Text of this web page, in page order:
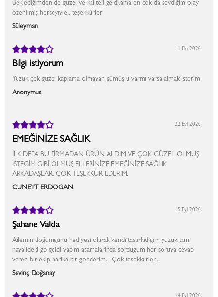
Beklediğimden de güzel ve kaliteli geldi.ama en cok da sevdiğim olay
özenilmiş herseyıyle.. teşekkürler
Süleyman
Bilgi istiyorum
Yüzük çok güzel kaplama olmayan gümüş ü varmı varsa almak isterim
Anonymus
1 Eki 2020
EMEĞİNİZE SAĞLIK
İLK DEFA BU FİRMADAN ÜRÜN ALDIM VE ÇOK GÜZEL OLMUŞ
İSTEGİM GİBİ OLMUŞ ELLERİNİZE EMEĞİNİZE SAĞLIK
ARKADAŞLAR. ÇOK TEŞEKKÜR EDERİM.
CÜNEYT ERDOĞAN
22 Eyl 2020
Şahane Valda
Ailemin doğumgunu hediyesi olarak kendi tasarladigim yuzuk tam
hayalideki gb geldi yapim asamalarinda sordugum her soruya cevap
veren bir ekip harika bir gonderim... Çok tesekkurler...
Sevinç Doğanay
15 Eyl 2020
14 Eyl 2020